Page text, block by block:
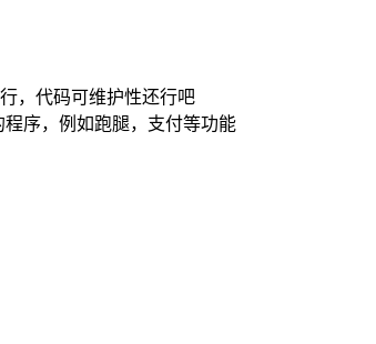
，代码可维护性还行吧
序，例如跑腿，支付等功能